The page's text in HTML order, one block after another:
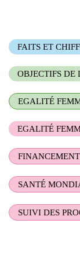
FAITS ET
OBJECTIFS DE
EGALITÉ
EGALITÉ
SANTÉ
SUIVI DES